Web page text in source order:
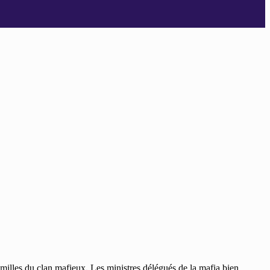
du clan mafieux. Les ministres délégués de la mafia bien